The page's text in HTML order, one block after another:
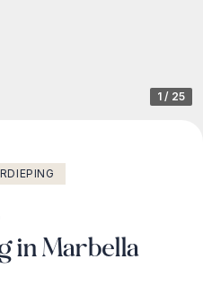
1 / 25
in Marbella